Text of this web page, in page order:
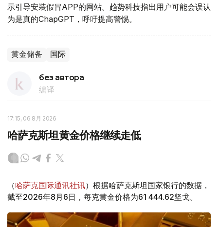
示引导安装假冒APP的网站。趋势科技指出用户可能会误认
为是真的ChapGPT，呼吁提高警惕。
黄金储备 国际
без автора
编译
17:15, 06 8月 2026
哈萨克斯坦黄金价格继续走低
（哈萨克国际通讯社讯）根据哈萨克斯坦国家银行的数据，
截至2026年8月6日，每克黄金价格为61 444.62坚戈。